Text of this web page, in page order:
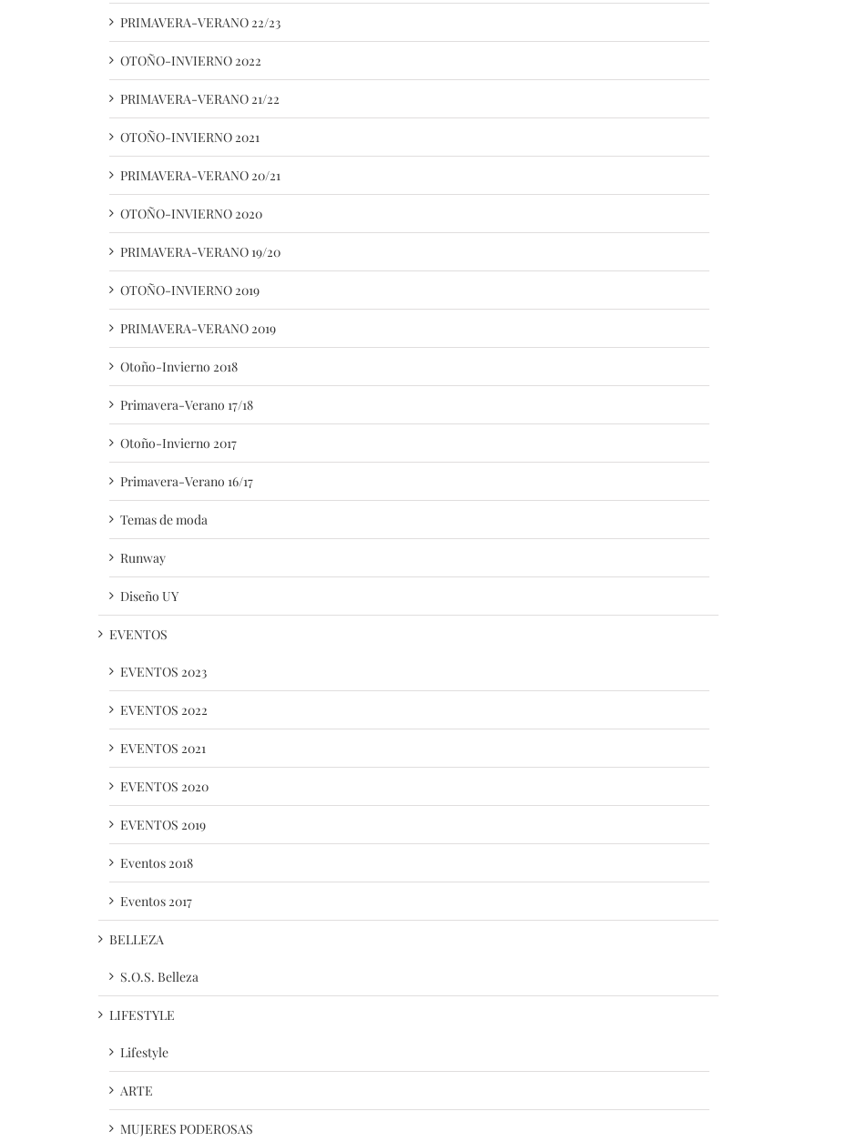
PRIMAVERA-VERANO 22/23
OTOÑO-INVIERNO 2022
PRIMAVERA-VERANO 21/22
OTOÑO-INVIERNO 2021
PRIMAVERA-VERANO 20/21
OTOÑO-INVIERNO 2020
PRIMAVERA-VERANO 19/20
OTOÑO-INVIERNO 2019
PRIMAVERA-VERANO 2019
Otoño-Invierno 2018
Primavera-Verano 17/18
Otoño-Invierno 2017
Primavera-Verano 16/17
Temas de moda
Runway
Diseño UY
EVENTOS
EVENTOS 2023
EVENTOS 2022
EVENTOS 2021
EVENTOS 2020
EVENTOS 2019
Eventos 2018
Eventos 2017
BELLEZA
S.O.S. Belleza
LIFESTYLE
Lifestyle
ARTE
MUJERES PODEROSAS